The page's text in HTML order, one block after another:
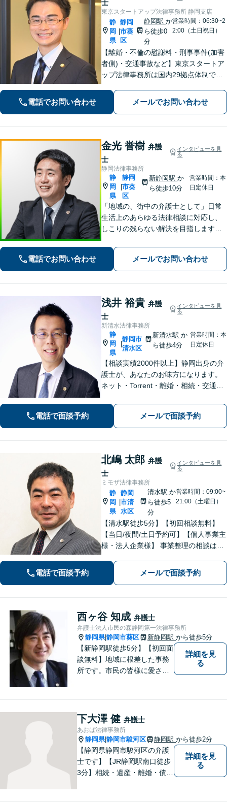
士
東京スタートアップ法律事務所 静岡支店
静
岡
県
|
静岡
市葵
区
静岡駅か
ら徒歩0
分
営業時間：06:30~2
2:00（土日祝日）
【離婚・不倫の慰謝料・刑事事件(加害
者側)・交通事故など】東京スタートア
ップ法律事務所は国内29拠点体制で全
対応(法律相談は完全予約制)】各分野で
専門性の高い弁護士が寄り添い解決を
電話でお問い合わせ メールでお問い合わせ
金光 誉樹 弁護
士
インタビューを見
る
静岡法律事務所
静
岡
県
|
静岡
市葵
区
新静岡駅か
ら徒歩10分
営業時間：本
日定休日
「地域の、街中の弁護士として」日常
生活上のあらゆる法律相談に対応し、
しこりの残らない解決を目指します。
ら思っていただけるよう、どのような
案件にも誠心誠意取り組んでいく所存
です。
電話でお問い合わせ メールでお問い合わせ
浅井 裕貴 弁護
士
インタビューを見
る
新清水法律事務所
静
岡
県
|
静岡市
清水区
新清水駅か
ら徒歩4分
営業時間：本
日定休日
【相談実績2000件以上】静岡出身の弁
護士が、あなたのお味方になります。
ネット・Torrent・離婚・相続・交通事
談ください。初回電話10分無料。全国
対応。親身なサポートをいたします。
【新清水駅5分】
電話で面談予約 メールで面談予約
北嶋 太郎 弁護
士
インタビューを見
る
ミモザ法律事務所
静
岡
県
静岡
市清
水区
清水駅 か
ら徒歩5
分
営業時間：09:00~
21:00（土曜日）
【清水駅徒歩5分】【初回相談無料】
【当日/夜間/土日予約可】【個人事業主
様・法人企業様】 事業整理の相談はお
不倫慰謝料・交通事故・借金・刑事事
件・賃貸トラブルなど身近な法律問題
電話で面談予約 メールで面談予約
西ヶ谷 知成 弁護士
弁護士法人市民の森静岡第一法律事務所
静岡県|静岡市葵区 新静岡駅 から徒歩5分
【新静岡駅徒歩5分】【初回面
談無料】地域に根差した事務
所です。市民の皆様に愛され
軽にご連絡ください。
詳細を見
る
下大澤 健 弁護士
あおば法律事務所
静岡県|静岡市駿河区 静岡駅 から徒歩2分
【静岡県静岡市駿河区の弁護
士です】【JR静岡駅南口徒歩
3分】相続・遺産・離婚・債務
詳細を見
る